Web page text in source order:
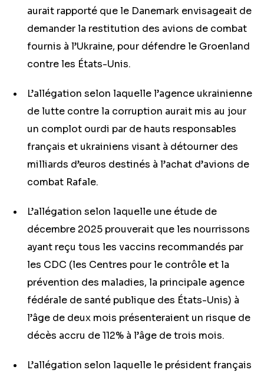
aurait rapporté que le Danemark envisageait de
demander la restitution des avions de combat
fournis à l’Ukraine, pour défendre le Groenland
contre les États-Unis.
L’allégation selon laquelle l’agence ukrainienne
de lutte contre la corruption aurait mis au jour
un complot ourdi par de hauts responsables
français et ukrainiens visant à détourner des
milliards d’euros destinés à l’achat d’avions de
combat Rafale.
L’allégation selon laquelle une étude de
décembre 2025 prouverait que les nourrissons
ayant reçu tous les vaccins recommandés par
les CDC (les Centres pour le contrôle et la
prévention des maladies, la principale agence
fédérale de santé publique des États-Unis) à
l’âge de deux mois présenteraient un risque de
décès accru de 112% à l’âge de trois mois.
L’allégation selon laquelle le président français